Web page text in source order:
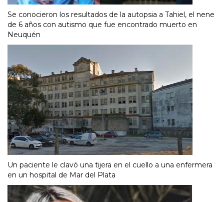
Se conocieron los resultados de la autopsia a Tahiel, el nene
de 6 años con autismo que fue encontrado muerto en
Neuquén
Un paciente le clavó una tijera en el cuello a una enfermera
en un hospital de Mar del Plata